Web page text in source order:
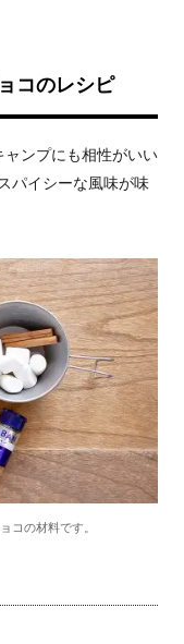
コのレシピ
ンプにも相性がいい
パイシーな風味が味
コの材料です。